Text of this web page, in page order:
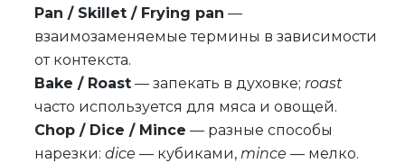
Pan / Skillet / Frying pan —
взаимозаменяемые термины в зависимости
от контекста.
Bake / Roast — запекать в духовке;roast
часто используется для мяса и овощей.
Chop / Dice / Mince — разные способы
нарезки:dice — кубиками,mince — мелко.